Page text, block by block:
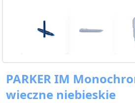
PARKER IM
wieczne niebieskie